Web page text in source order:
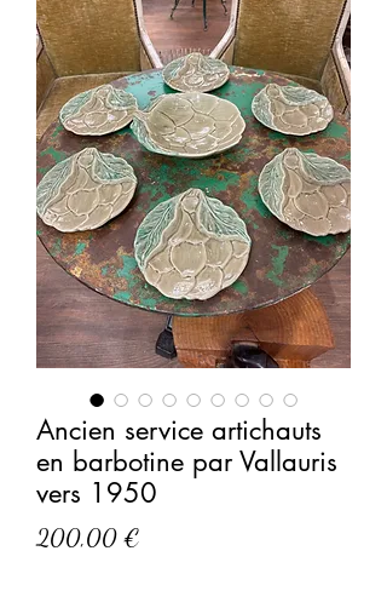
Ancien service artichauts
en barbotine par Vallauris
vers 1950
200,00 €